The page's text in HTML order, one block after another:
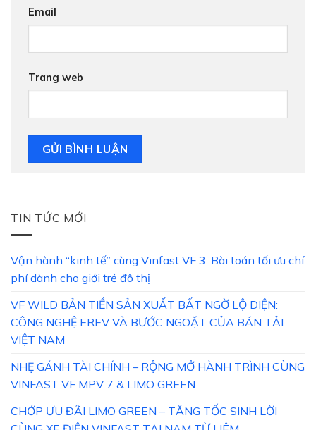
Email
Trang web
TIN TỨC MỚI
Vận hành “kinh tế” cùng Vinfast VF 3: Bài toán tối ưu chí
phí dành cho giới trẻ đô thị
VF WILD BẢN TIỀN SẢN XUẤT BẤT NGỜ LỘ DIỆN:
CÔNG NGHỆ EREV VÀ BƯỚC NGOẶT CỦA BÁN TẢI
VIỆT NAM
NHẸ GÁNH TÀI CHÍNH – RỘNG MỞ HÀNH TRÌNH CÙNG
VINFAST VF MPV 7 & LIMO GREEN
CHỚP ƯU ĐÃI LIMO GREEN – TĂNG TỐC SINH LỜI